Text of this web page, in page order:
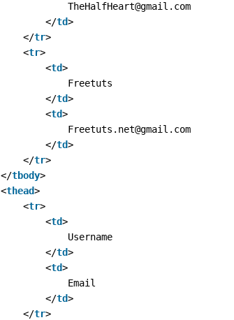
TheHalfHeart@gmail.com
</td>
</tr>
<tr>
<td>
Freetuts
</td>
<td>
Freetuts.net@gmail.com
</td>
</tr>
</tbody>
<thead>
<tr>
<td>
Username
</td>
<td>
Email
</td>
</tr>